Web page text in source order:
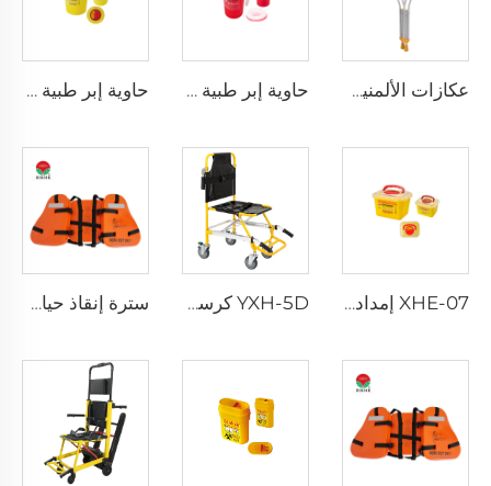
عكازات الألمنيوم XHE-10 حاوية إبر طبية مقاومة للثقب XHE-08 حاوية إبر طبية دائرية XHE-08
XHE-07 إمدادات طبية حاوية بلاستيكية للأدوات الحادة YXH-5D كرسي كهربائي صاعد الدرج من نوع Xiehe سترة إنقاذ حياة ثلاث قطع للبالغين للاستخدام اليومي